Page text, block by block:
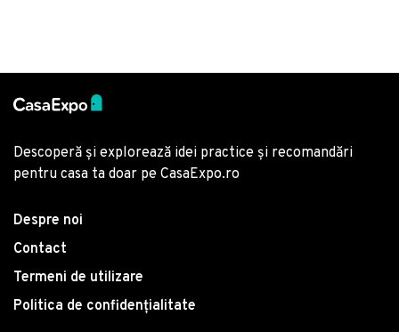
Descoperă și explorează idei practice și recomandări
pentru casa ta doar pe CasaExpo.ro
Despre noi
Contact
Termeni de utilizare
Politica de confidențialitate